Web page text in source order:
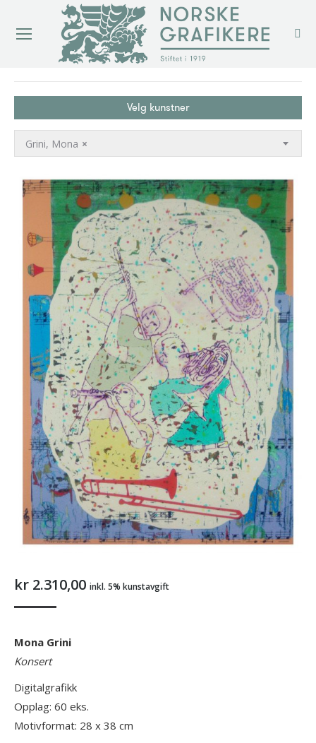
Velg kunstner
×
Grini, Mona
kr 2.310,00 inkl. 5% kunstavgift
Mona Grini
Konsert
Digitalgrafikk
Opplag: 60 eks.
Motivformat: 28 x 38 cm